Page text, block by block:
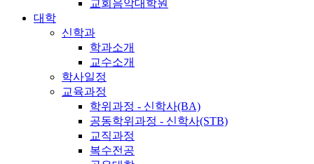
교회음악대학원
대학
신학과
학과소개
교수소개
학사일정
교육과정
학위과정 - 신학사(BA)
공동학위과정 - 신학사(STB)
교직과정
복수전공